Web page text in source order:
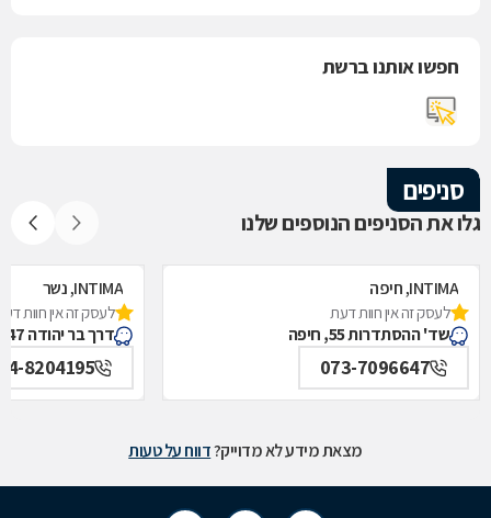
חפשו אותנו ברשת
סניפים
גלו את הסניפים הנוספים שלנו
INTIMA, חיפה
לעסק זה אין חוות דעת
שד' ההסתדרות 55, חיפה
073-7096647
INTIMA, נשר
לעסק זה אין חוות
דרך בר יהודה 147, נשר
8204195
מצאת מידע לא מדוייק?דווח על טעות